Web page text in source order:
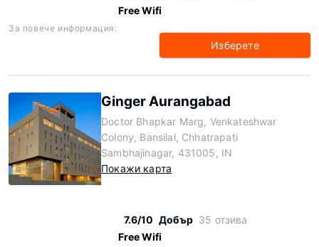
Free Wifi
За повече информация:
Изберете
Ginger Aurangabad
Doctor Bhapkar Marg, Venkateshwar
Colony, Bansilal, Chhatrapati
Sambhajinagar, 431005, IN
Покажи карта
7.6/10 Добър 35 отзива
Free Wifi